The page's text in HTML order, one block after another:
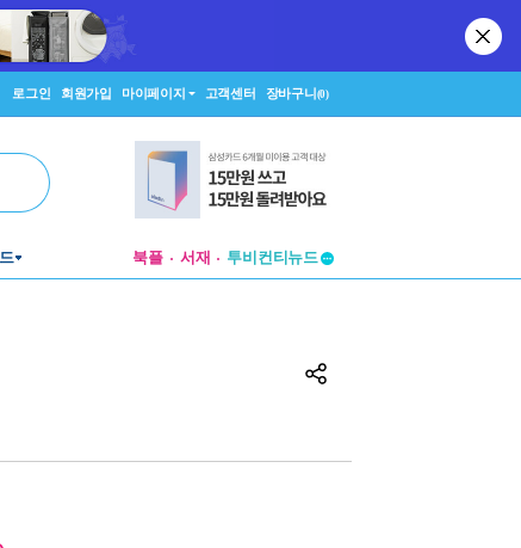
로그인 회원가입 마이페이지 고객센터 장바구니(0)
북플 서재
창작플랫폼